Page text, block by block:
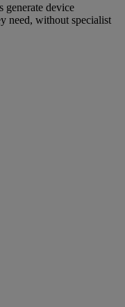
generate device
need, without specialist